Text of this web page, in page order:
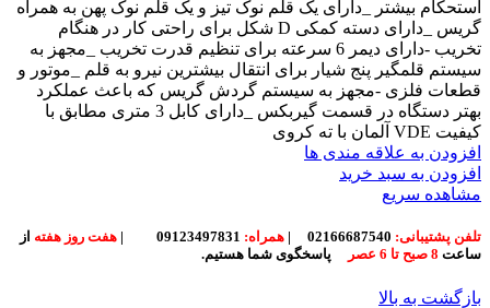
استحکام بیشتر _دارای یک قلم نوک تیز و یک قلم نوک پهن به همراه
گریس _دارای دسته کمکی D شکل برای راحتی کار در هنگام
تخریب -دارای دیمر 6 سرعته برای تنظیم قدرت تخریب _مجهز به
سیستم قلمگیر پنج شیار برای انتقال بیشترین نیرو به قلم _موتور و
قطعات فلزی -مجهز به سیستم گردش گریس که باعث عملکرد
بهتر دستگاه در قسمت گیربکس _دارای کابل 3 متری مطابق با
کیفیت VDE آلمان با ته کروی
افزودن به علاقه مندی ها
افزودن به سبد خرید
مشاهده سریع
تلفن پشتیبانی: | همراه: | هفت روز هفته از
ساعت 8 صبح تا 6 عصر پاسخگوی شما هستیم.
بازگشت به بالا